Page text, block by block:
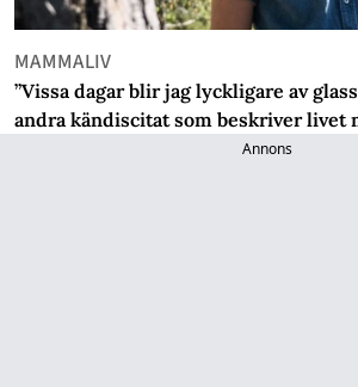
MAMMALIV
”Vissa dagar blir jag lyckligare av
andra kändiscitat som beskriver livet
Annons